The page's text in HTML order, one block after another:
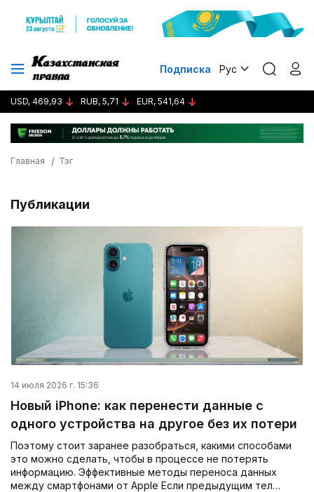
Подписка Рус
USD, 469,93 RUB, 5,71 EUR, 541,64
Главная Тэг
Публикации
14 июля 2026 г. 15:36
Новый iPhone: как перенести данные с
одного устройства на другое без их потери
Поэтому стоит заранее разобраться, какими способами
это можно сделать, чтобы в процессе не потерять
информацию. Эффективные методы переноса данных
между смартфонами от Apple Если предыдущим тел…